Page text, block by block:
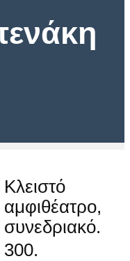
Κλειστό
αμφιθέατρο,
συνεδριακό.
300.